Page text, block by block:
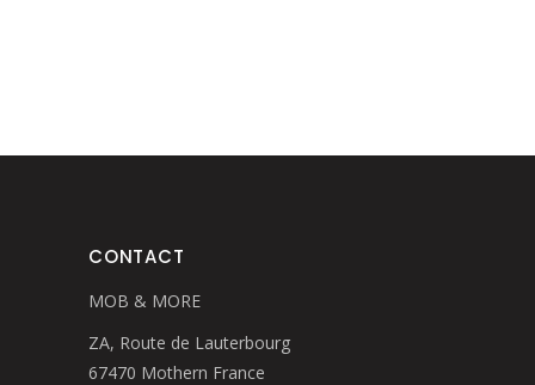
CONTACT
MOB & MORE
ZA, Route de Lauterbourg
67470 Mothern France